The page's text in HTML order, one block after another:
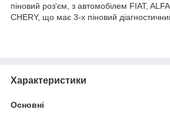
піновий роз'єм, з автомобілем FIAT,
CHERY, що має 3-х піновий
Характеристики
Основні